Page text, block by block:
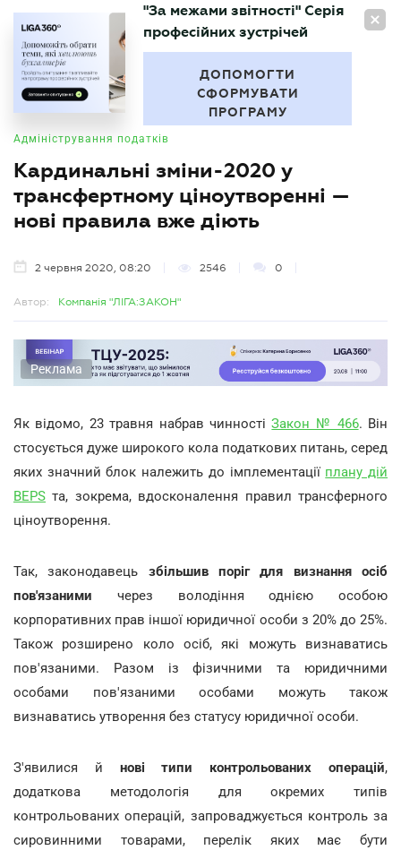
UA
БУХГАЛТЕР
"За межами звітності" Серія
професійних зустрічей
ДОПОМОГТИ
СФОРМУВАТИ
ПРОГРАМУ
Адміністрування податків
Кардинальні зміни-2020 у
трансфертному ціноутворенні —
нові правила вже діють
2 червня 2020, 08:20 2546 0
Автор: Компанія "ЛІГА:ЗАКОН"
Реклама
Як відомо, 23 травня набрав чинностіЗакон № 466. Він
стосується дуже широкого кола податкових питань, серед
яких значний блок належить до імплементації плану дій
BEPS та, зокрема, вдосконалення правил трансферного
ціноутворення.
Так, законодавець збільшив поріг для визнання осіб
пов'язаними через володіння однією особою
корпоративних прав іншої юридичної особи з 20% до 25%.
Також розширено коло осіб, які можуть визнаватись
пов'язаними. Разом із фізичними та юридичними
особами пов'язаними особами можуть також
визнаватись утворення без статусу юридичної особи.
З'явилися й нові типи контрольованих операцій,
додаткова методологія для окремих типів
контрольованих операцій, запроваджується контроль за
сировинними товарами, перелік яких має бути